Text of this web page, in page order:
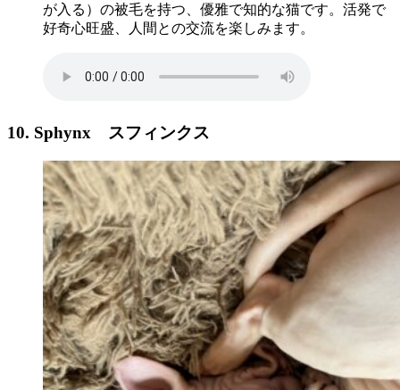
が入る）の被毛を持つ、優雅で知的な猫です。活発で
好奇心旺盛、人間との交流を楽しみます。
10. Sphynx スフィンクス